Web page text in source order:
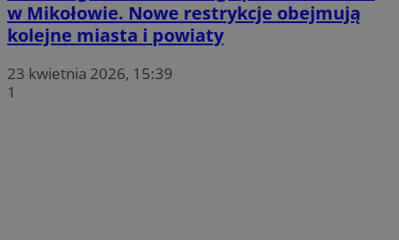
w Mikołowie. Nowe restrykcje obejmują
kolejne miasta i powiaty
23 kwietnia 2026, 15:39
1